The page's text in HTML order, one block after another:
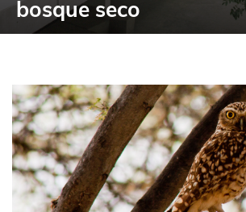
bosque seco